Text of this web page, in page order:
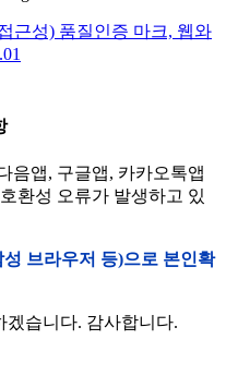
음앱, 구글앱, 카카오톡앱
환성 오류가 발생하고 있
브라우저 등)으로 본인확
습니다. 감사합니다.